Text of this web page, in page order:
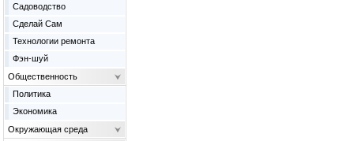
Садоводство
Сделай Сам
Технологии ремонта
Фэн-шуй
Общественность
Политика
Экономика
Окружающая среда